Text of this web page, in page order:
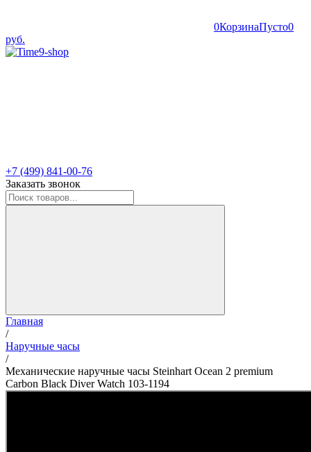
0КорзинаПусто0
руб.
+7 (499) 841-00-76
Заказать звонок
Главная
/
Наручные часы
/
Механические наручные часы Steinhart Ocean 2 premium
Carbon Black Diver Watch 103-1194